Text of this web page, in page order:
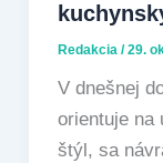
Redakcia /29.
V dnešnej
orientuje na
štýl, sa